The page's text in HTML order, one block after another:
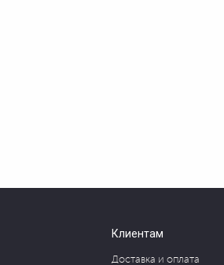
Клиентам
Доставка и оплата